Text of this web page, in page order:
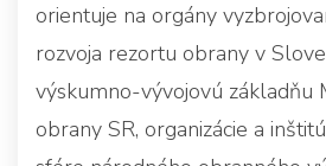
orientuje na orgány
rozvoja rezortu obrany v
výskumno-vývojovú základňu
obrany SR, organizácie a